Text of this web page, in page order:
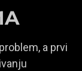
a prvi